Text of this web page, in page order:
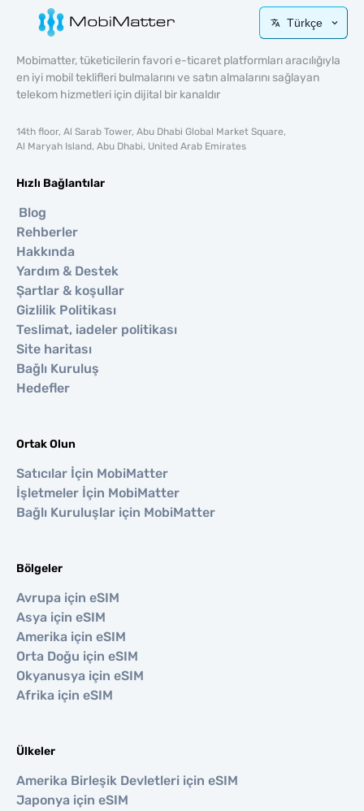
Türkçe
Mobimatter, tüketicilerin favori e-ticaret platformları aracılığıyla
en iyi mobil teklifleri bulmalarını ve satın almalarını sağlayan
telekom hizmetleri için dijital bir kanaldır
14th floor, Al Sarab Tower, Abu Dhabi Global Market Square,
Al Maryah Island, Abu Dhabi, United Arab Emirates
Hızlı Bağlantılar
Blog
Rehberler
Hakkında
Yardım & Destek
Şartlar & koşullar
Gizlilik Politikası
Teslimat, iadeler politikası
Site haritası
Bağlı Kuruluş
Hedefler
Ortak Olun
Satıcılar İçin MobiMatter
İşletmeler İçin MobiMatter
Bağlı Kuruluşlar için MobiMatter
Bölgeler
Avrupa için eSIM
Asya için eSIM
Amerika için eSIM
Orta Doğu için eSIM
Okyanusya için eSIM
Afrika için eSIM
Ülkeler
Amerika Birleşik Devletleri için eSIM
Japonya için eSIM